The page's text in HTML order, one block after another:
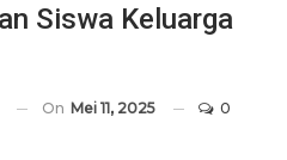
Siswa Keluarga
On Mei 11, 2025 0